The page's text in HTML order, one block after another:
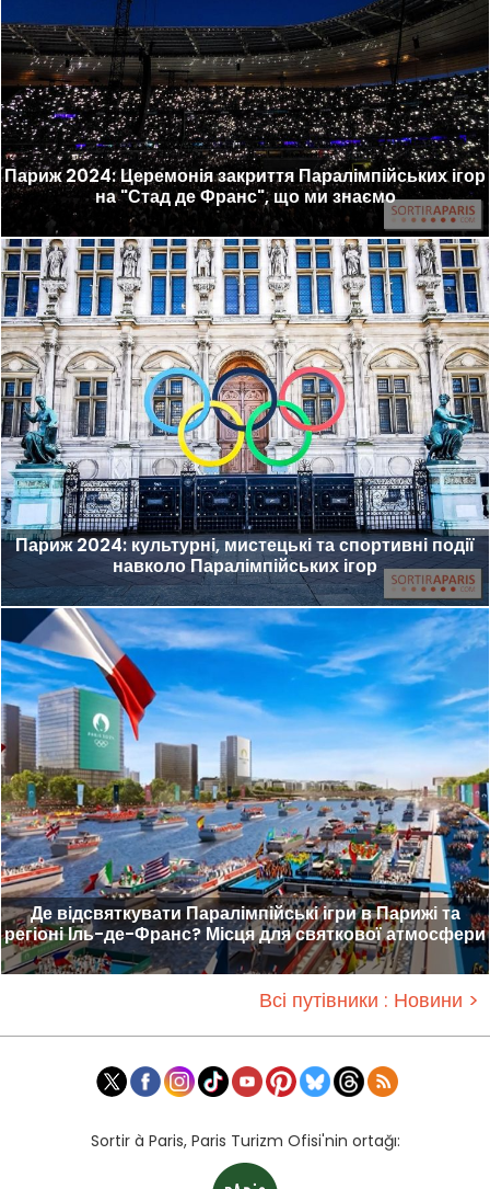
Париж 2024: Церемонія закриття Паралімпійських ігор
на "Стад де Франс", що ми знаємо
Париж 2024: культурні, мистецькі та спортивні події
навколо Паралімпійських ігор
Де відсвяткувати Паралімпійські ігри в Парижі та
регіоні Іль-де-Франс? Місця для святкової атмосфери
Всі путівники : Новини >
Sortir à Paris, Paris Turizm Ofisi'nin ortağı: